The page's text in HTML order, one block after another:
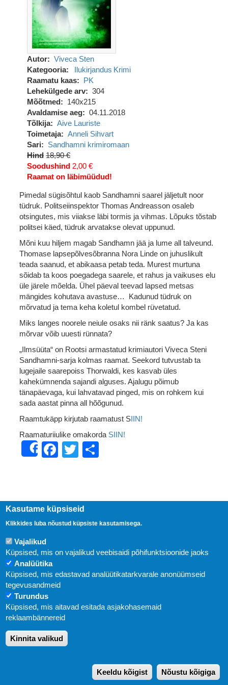
Autor
Viveca Sten
Kategooria
Ilukirjandus Krimi
Raamatu kaas
PK
Lehekülgede arv
304
Mõõtmed
140x215
Avaldamise aeg
04.11.2018
Tõlkija
Aive Lauriste
Toimetaja
Anneli Sihvart
Sari
Sandhamni krimiromaan
Hind 18,90 €
Soodushind 2,00 €
Raamat on läbimüüdud!
Pimedal sügisõhtul kaob Sandhamni saarel jäljetult noor
tüdruk. Politseiinspektor Thomas Andreasson osaleb
otsingutes, mis viiakse läbi tormis ja vihmas. Lõpuks tõstab
politsei käed, tüdruk arvatakse olevat uppunud.
Mõni kuu hiljem magab Sandhamn jää ja lume all talveund.
Thomase lapsepõlvesõbranna Nora Linde on juhuslikult
teada saanud, et abikaasa petab teda. Murest murtuna
sõidab ta koos poegadega saarele, et rahus ja vaikuses elu
üle järele mõelda. Ühel päeval teevad lapsed metsas
mängides kohutava avastuse… Kadunud tüdruk on
mõrvatud ja tema keha koletul kombel rüvetatud.
Miks langes noorele neiule osaks nii ränk saatus? Ja kas
mõrvar võib uuesti rünnata?
„Ilmsüüta“ on Rootsi armastatud krimiautori Viveca Steni
Sandhamni-sarja kolmas raamat. Seekord tutvustab ta
lugejaile saarepoiss Thorwaldi, kes kasvab üles
kahekümnenda sajandi alguses. Ajalugu põimub
tänapäevaga, kui lahvatavad pinged, mis on rohkem kui
sada aastat pinna all hõõgunud.
Raamtukäpp kirjutab raamatust SIIN!
Raamaturiiulike omakorda SIIN!
ShareFacebook
Twitter
Uudised
KIRJASTUS PEGASUS OÜ © 2020
Paldiski mnt. 29 (A korpus VI korrus), Tallinn
E-post:pegasus[at]pegasus.ee
Kasutame küpsiseid
Klikkides luba nõustud küpsiste kasutamisega.
Vajalikud
Küpsised, mis on vajalikud veebisaidi põhifunktsioonide jaoks
Analüütika
Küpsised, mis edastavad analüütikatarkvarale anonüümseid
tegevusandmeid
Turundus
Küpsised, mis aitavad esitada asjakohasemaid
reklaambännereid
Kinnita valikud
Keeldu kõigist Nõustu kõigiga